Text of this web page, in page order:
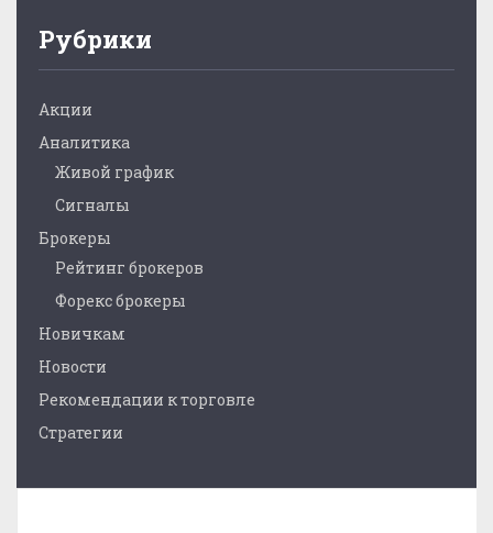
Рубрики
Акции
Аналитика
Живой график
Сигналы
Брокеры
Рейтинг брокеров
Форекс брокеры
Новичкам
Новости
Рекомендации к торговле
Стратегии